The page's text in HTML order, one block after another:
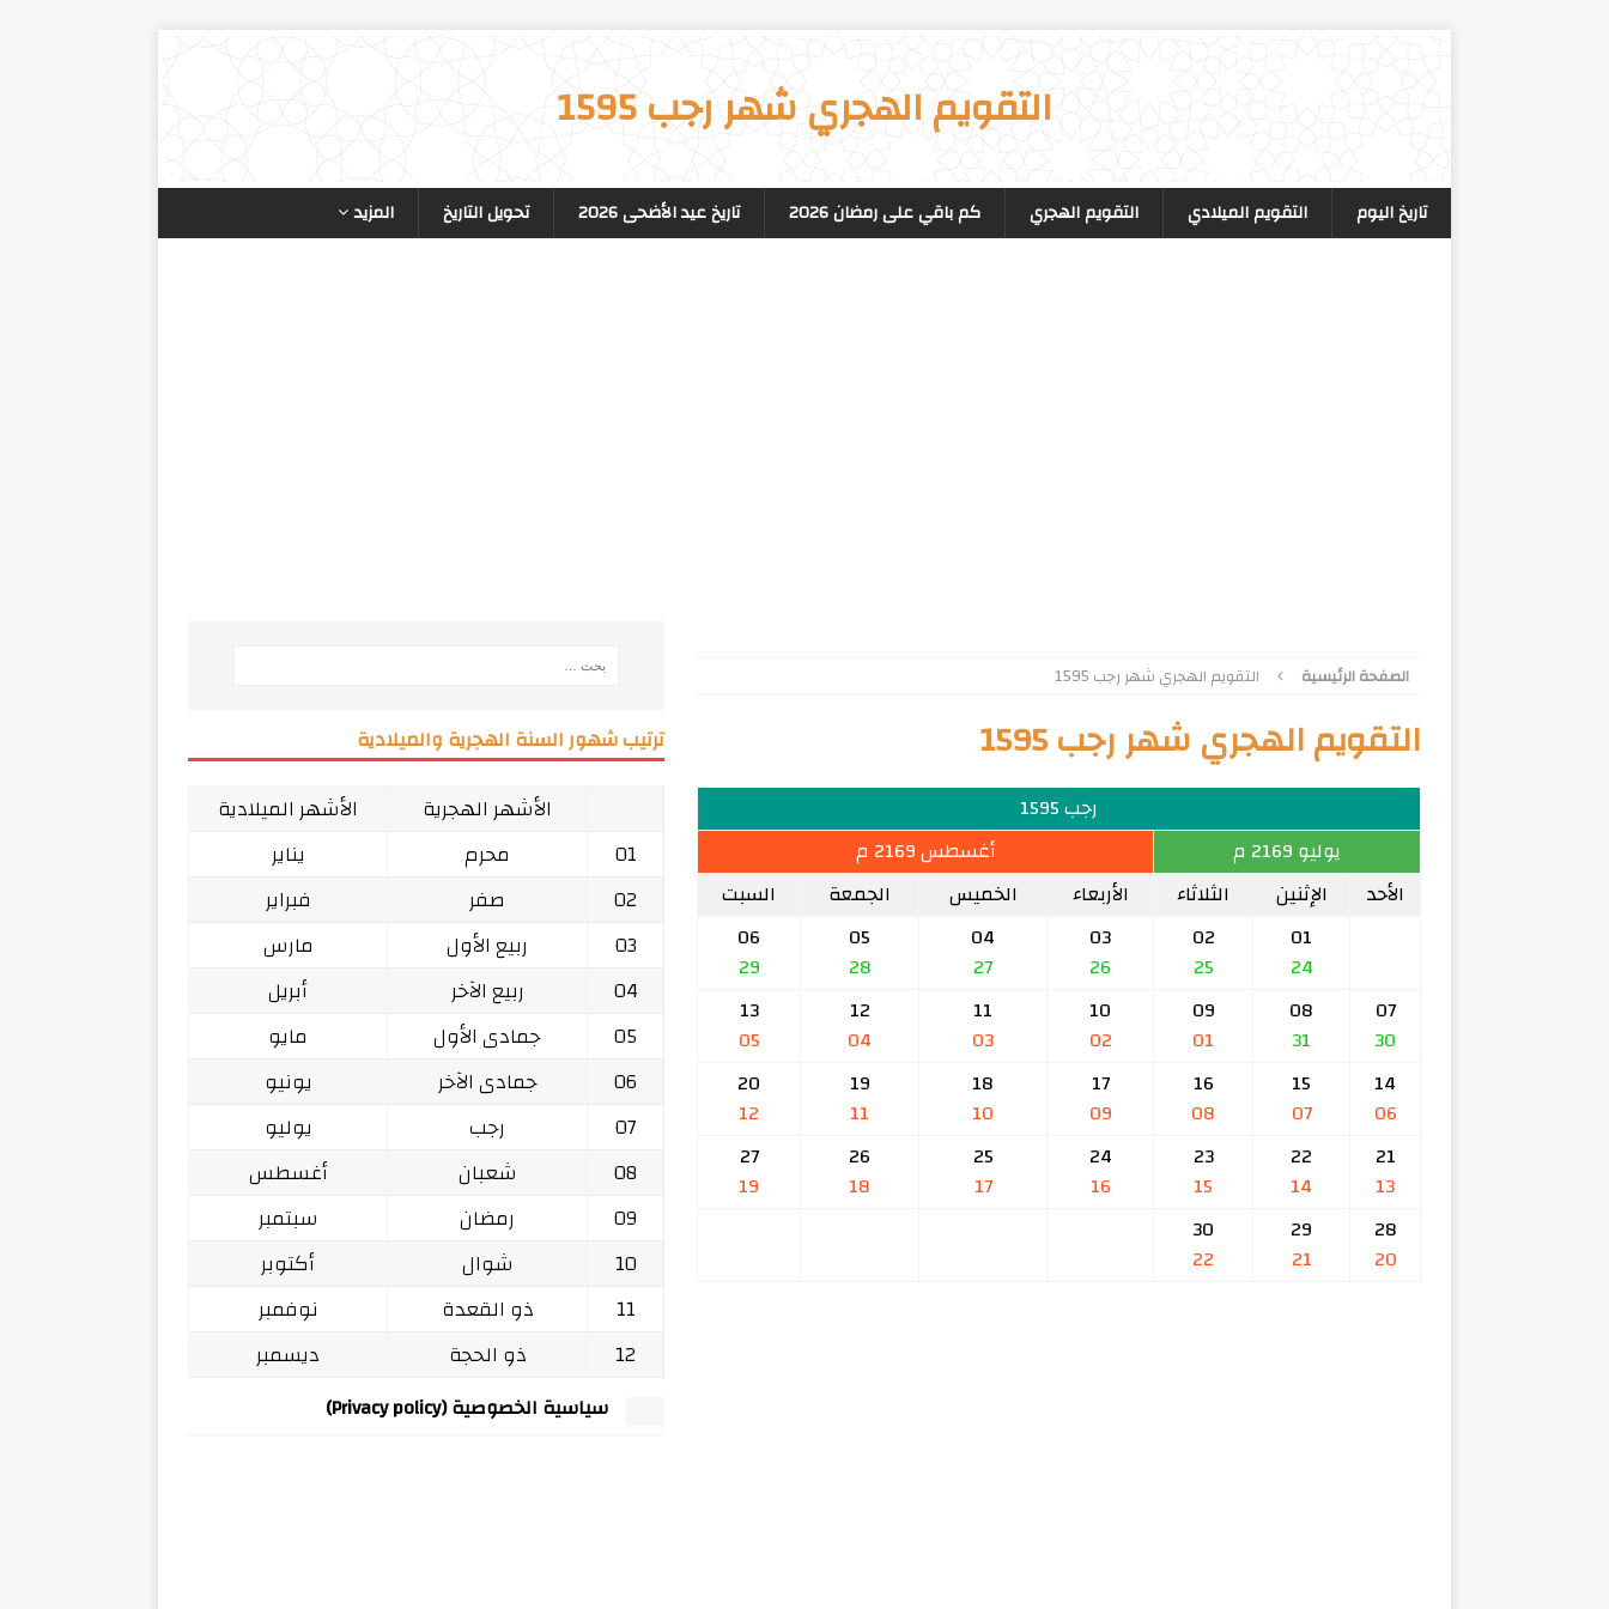
التقويم الهجري شهر رجب 1595
تاريخ اليوم التقويم الميلادي التقويم الهجري كم باقي على رمضان 2026 تاريخ عيد الأضحى 2026 تحويل التاريخ المزيد
الصفحة الرئيسية التقويم الهجري شهر رجب 1595
التقويم الهجري شهر رجب 1595
رجب 1595
يوليو 2169 م
أغسطس 2169 م
الأحد
الإثنين الثلاثاء الأربعاء الخميس الجمعة
السبت
01
24
02
25
03
26
04
27
05
28
06
29
07
30
08
31
09
01
10
02
11
03
12
04
13
05
14
06
15
07
16
08
17
09
18
10
19
11
20
12
21
13
22
14
23
15
24
16
25
17
26
18
27
19
28
20
29
21
30
22
ترتيب شهور السنة الهجرية والميلادية
الأشهر الهجرية
الأشهر الميلادية
01
محرم
يناير
02
صفر
فبراير
03
ربيع الأول
مارس
04
ربيع الآخر
أبريل
05
جمادى الأول
مايو
06
جمادى الآخر
يونيو
07
رجب
يوليو
08
شعبان
أغسطس
09
رمضان
سبتمبر
10
شوال
أكتوبر
11
ذو القعدة
نوفمبر
12
ذو الحجة ديسمبر
سياسية الخصوصية (Privacy policy)